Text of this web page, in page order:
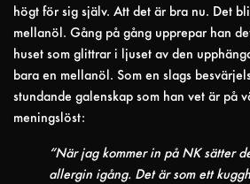
högt för sig själv. Att det är bra nu. Det
mellanöl. Gång på gång upprepar han
huset som glittrar i ljuset av den
bara en mellanöl. Som en slags
stundande galenskap som han vet är på
meningslöst:
“När jag kommer in på NK sätter
allergin igång. Det är som ett